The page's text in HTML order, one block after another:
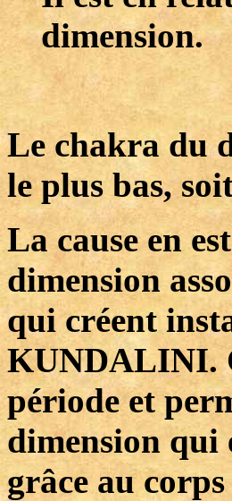
dimension.
Le chakra du
le plus bas,
La cause en
dimension
qui créent
KUNDALINI.
période et
dimension qui
grâce au